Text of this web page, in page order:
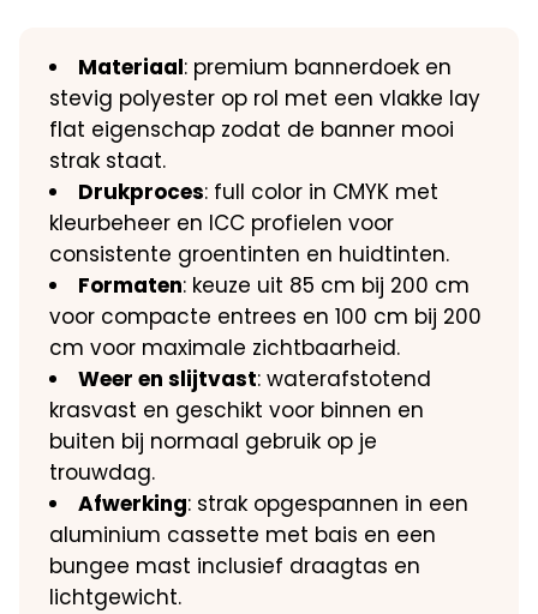
Materiaal: premium bannerdoek en
stevig polyester op rol met een vlakke lay
flat eigenschap zodat de banner mooi
strak staat.
Drukproces: full color in CMYK met
kleurbeheer en ICC profielen voor
consistente groentinten en huidtinten.
Formaten: keuze uit 85 cm bij 200 cm
voor compacte entrees en 100 cm bij 200
cm voor maximale zichtbaarheid.
Weer en slijtvast: waterafstotend
krasvast en geschikt voor binnen en
buiten bij normaal gebruik op je
trouwdag.
Afwerking: strak opgespannen in een
aluminium cassette met bais en een
bungee mast inclusief draagtas en
lichtgewicht.